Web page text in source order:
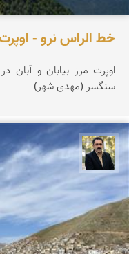
خط الراس نرو -
سنگسر (مهدی شهر)
عدنان مرادی